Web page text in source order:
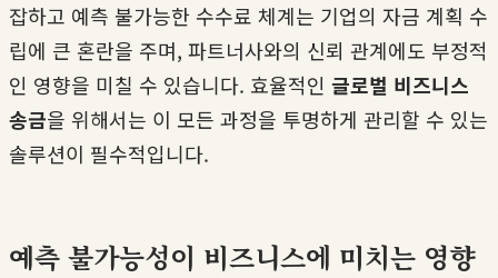
잡하고 예측 불가능한 수수료 체계는 기업의 자금 계획 수
립에 큰 혼란을 주며, 파트너사와의 신뢰 관계에도 부정적
인 영향을 미칠 수 있습니다. 효율적인 글로벌 비즈니스
송금을 위해서는 이 모든 과정을 투명하게 관리할 수 있는
솔루션이 필수적입니다.
예측 불가능성이 비즈니스에 미치는 영향